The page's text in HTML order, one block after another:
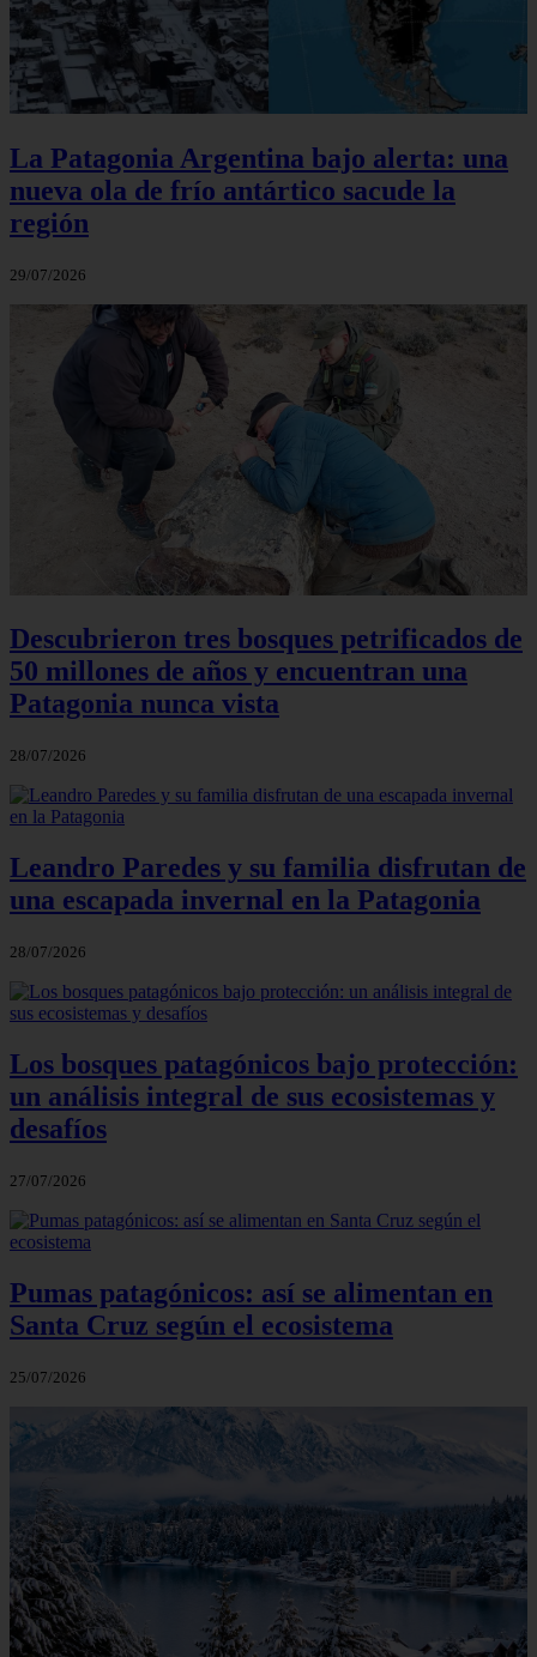
La Patagonia Argentina bajo alerta: una
nueva ola de frío antártico sacude la
región
29/07/2026
Descubrieron tres bosques petrificados de
50 millones de años y encuentran una
Patagonia nunca vista
28/07/2026
Leandro Paredes y su familia disfrutan de
una escapada invernal en la Patagonia
28/07/2026
Los bosques patagónicos bajo protección:
un análisis integral de sus ecosistemas y
desafíos
27/07/2026
Pumas patagónicos: así se alimentan en
Santa Cruz según el ecosistema
25/07/2026